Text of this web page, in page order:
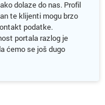
dolaze do nas. Profil
te klijenti mogu brzo
podatke.
portala razlog je
ćemo se još dugo